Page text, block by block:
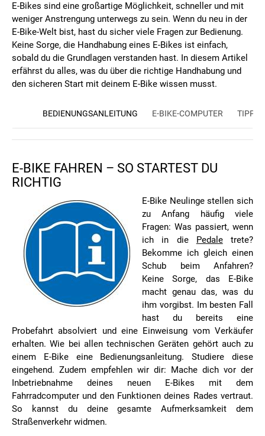
E-Bikes sind eine großartige Möglichkeit, schneller und mit
weniger Anstrengung unterwegs zu sein. Wenn du neu in der
E-Bike-Welt bist, hast du sicher viele Fragen zur Bedienung.
Keine Sorge, die Handhabung eines E-Bikes ist einfach,
sobald du die Grundlagen verstanden hast. In diesem Artikel
erfährst du alles, was du über die richtige Handhabung und
den sicheren Start mit deinem E-Bike wissen musst.
BEDIENUNGSANLEITUNG E-BIKE-COMPUTER TIPPS
E-BIKE FAHREN – SO STARTEST DU
RICHTIG
E-Bike Neulinge stellen sich
zu Anfang häufig viele
Fragen: Was passiert, wenn
ich in die
Pedaletrete?
Bekomme ich gleich einen
Schub beim Anfahren?
Keine Sorge, das E-Bike
macht genau das, was du
ihm vorgibst. Im besten Fall
hast du bereits eine
Probefahrt absolviert und eine Einweisung vom Verkäufer
erhalten. Wie bei allen technischen Geräten gehört auch zu
einem E-Bike eine Bedienungsanleitung. Studiere diese
eingehend. Zudem empfehlen wir dir: Mache dich vor der
Inbetriebnahme deines neuen E-Bikes mit dem
Fahrradcomputer und den Funktionen deines Rades vertraut.
So kannst du deine gesamte Aufmerksamkeit dem
Straßenverkehr widmen.